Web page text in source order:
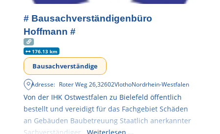
# Bausachverständigenbüro
Hoffmann #
176.13 km
Bausachverständige
Adresse: Roter Weg 26,32602VlothoNordrhein-Westfalen
Von der IHK Ostwestfalen zu Bielefeld öffentlich
bestellt und vereidigt für das Fachgebiet Schäden
an Gebäuden Baubetreuung Staatlich anerkannter